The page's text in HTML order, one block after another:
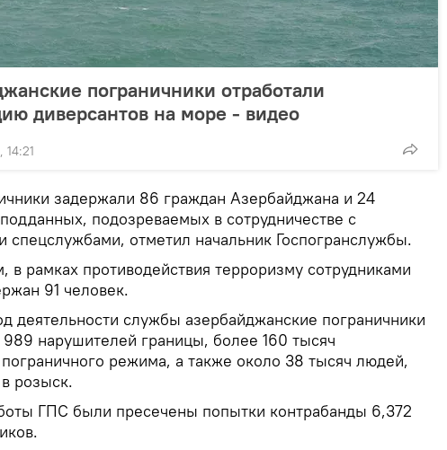
пограничники отработали
диверсантов на море - видео
14:21
задержали 86 граждан Азербайджана и 24
подозреваемых в сотрудничестве с
спецслужбами, отметил начальник Госпогранслужбы.
в рамках противодействия терроризму сотрудниками
91 человек.
деятельности службы азербайджанские пограничники
нарушителей границы, более 160 тысяч
режима, а также около 38 тысяч людей,
розыск.
ГПС были пресечены попытки контрабанды 6,372